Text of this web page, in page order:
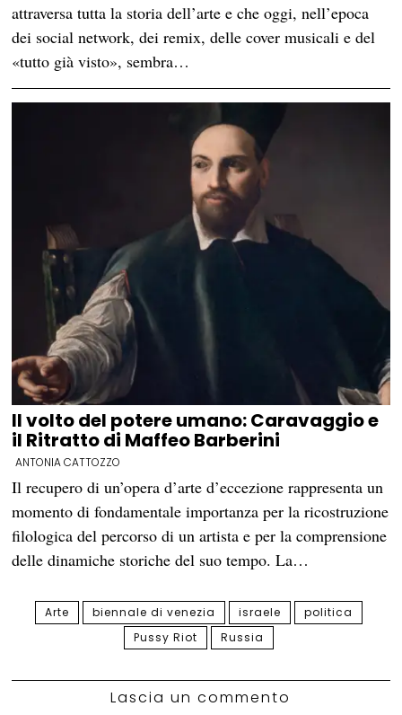
attraversa tutta la storia dell’arte e che oggi, nell’epoca
dei social network, dei remix, delle cover musicali e del
«tutto già visto», sembra…
Il volto del potere umano: Caravaggio e
il Ritratto di Maffeo Barberini
ANTONIA CATTOZZO
Il recupero di un’opera d’arte d’eccezione rappresenta un
momento di fondamentale importanza per la ricostruzione
filologica del percorso di un artista e per la comprensione
delle dinamiche storiche del suo tempo. La…
Arte biennale di venezia israele
politica
Pussy Riot
Russia
Lascia un commento